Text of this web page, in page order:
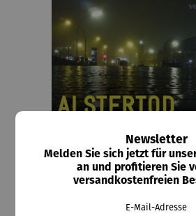
Newsletter
Melden Sie sich jetzt für
an und profitieren Sie
versandkostenfreien
E-Mail-Adresse